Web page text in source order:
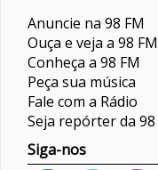
Anuncie na 98 FM
Ouça e veja a 98 FM
Conheça a 98 FM
Peça sua música
Fale com a Rádio
Seja repórter da 98
Siga-nos